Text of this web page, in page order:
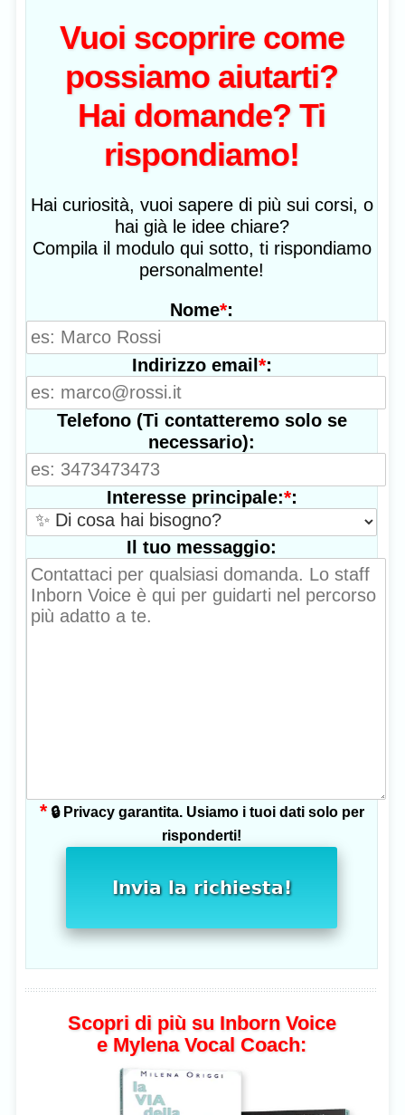
Vuoi scoprire come
possiamo aiutarti?
Hai domande? Ti
rispondiamo!
Hai curiosità, vuoi sapere di più sui corsi, o
hai già le idee chiare?
Compila il modulo qui sotto, ti rispondiamo
personalmente!
Nome*:
Indirizzo email *:
Telefono (Ti contatteremo solo se
necessario):
Interesse principale:*:
Il tuo messaggio:
*🔒 Privacy garantita. Usiamo i tuoi dati solo per
risponderti!
Invia la richiesta!
Scopri di più su Inborn Voice
e Mylena Vocal Coach: